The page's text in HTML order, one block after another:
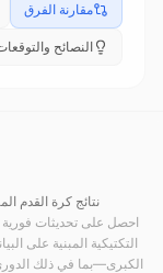
مقارنة الفرق
النصائح
نتائج كرة القدم
احصل على تحديثات فورية
الكبرى—بما في ذلك الدوري